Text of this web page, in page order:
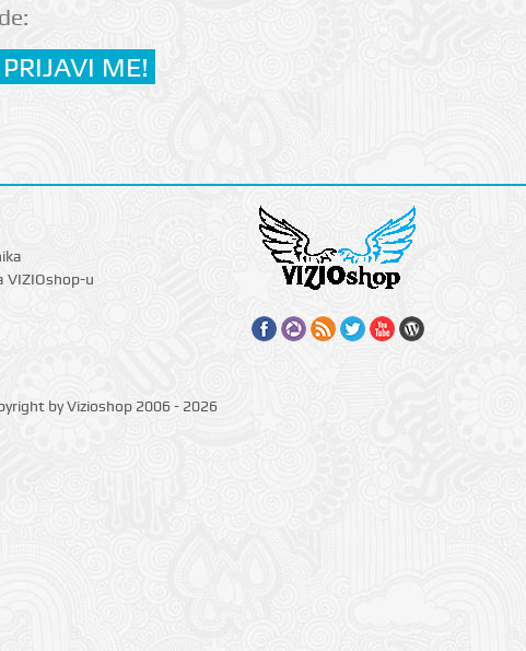
VIZIOshop-u
by Vizioshop 2006 - 2026